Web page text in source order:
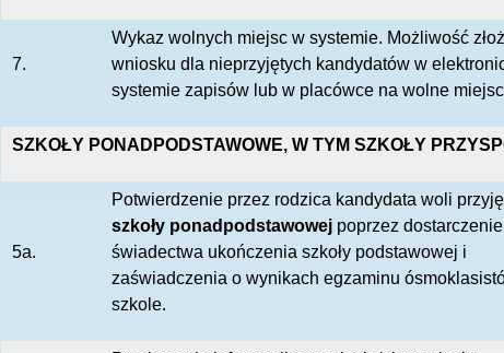
7.
Wykaz wolnych miejsc w systemie. Możliwość
wniosku dla nieprzyjętych kandydatów w
systemie zapisów lub w placówce na wolne
SZKOŁY PONADPODSTAWOWE, W TYM SZKOŁY
5a.
Potwierdzenie przez rodzica kandydata woli
szkoły ponadpodstawowejpoprzez dostarczenie
świadectwa ukończenia szkoły podstawowej i
zaświadczenia o wynikach egzaminu
szkole.